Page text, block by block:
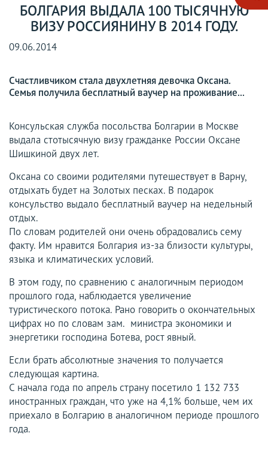
БОЛГАРИЯ ВЫДАЛА 100 ТЫСЯЧНУЮ
ВИЗУ РОССИЯНИНУ В 2014 ГОДУ.
09.06.2014
Счастливчиком стала двухлетняя девочка Оксана.
Семья получила бесплатный ваучер на проживание...
Консульская служба посольства Болгарии в Москве
выдала стотысячную визу гражданке России Оксане
Шишкиной двух лет.
Оксана со своими родителями путешествует в Варну,
отдыхать будет на Золотых песках. В подарок
консульство выдало бесплатный ваучер на недельный
отдых.
По словам родителей они очень обрадовались сему
факту. Им нравится Болгария из-за близости культуры,
языка и климатических условий.
В этом году, по сравнению с аналогичным периодом
прошлого года, наблюдается увеличение
туристического потока. Рано говорить о окончательных
цифрах но по словам зам. министра экономики и
энергетики господина Ботева, рост явный.
Если брать абсолютные значения то получается
следующая картина.
С начала года по апрель страну посетило 1 132 733
иностранных граждан, что уже на 4,1% больше, чем их
приехало в Болгарию в аналогичном периоде прошлого
года.